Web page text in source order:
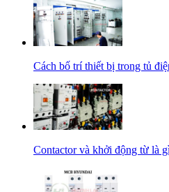
Cách bố trí thiết bị trong tủ
Contactor và khởi động từ là